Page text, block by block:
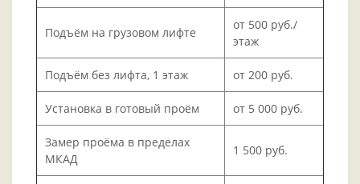
Подъём на грузовом лифте
от 500 руб./
этаж
Подъём без лифта, 1 этаж от 200 руб.
Установка в готовый проём от 5 000 руб.
Замер проёма в пределах
МКАД
1 500 руб.